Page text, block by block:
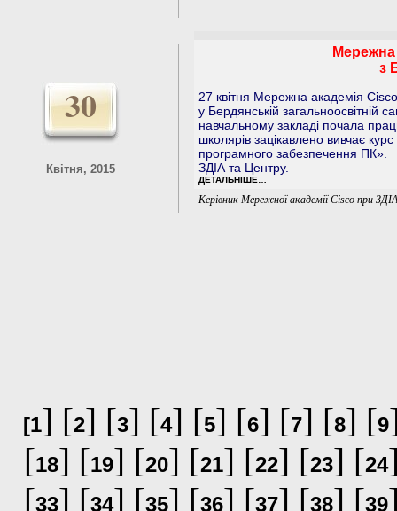
30
Квітня, 2015
Мережна
з
27 квітня Мережна академія
у Бердянській загальноосвітній
навчальному закладі почала
школярів зацікавлено вивчає
програмного забезпечення ПК».
ЗДІА та Центру.
ДЕТАЛЬНІШЕ…
Керівник Мережної академії Cisco при
[1] [2] [3] [4] [5] [6] [7] [8] [9
[18] [19] [20] [21] [22] [23] [24
[33] [34] [35] [36] [37] [38] [39